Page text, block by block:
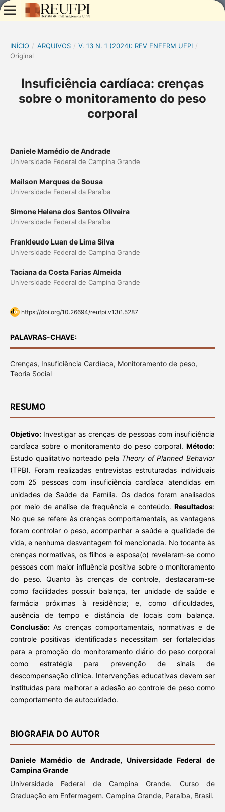
INÍCIO / ARQUIVOS / V. 13 N. 1 (2024): REV ENFERM UFPI /
Original
Insuficiência cardíaca: crenças
sobre o monitoramento do peso
corporal
Daniele Mamédio de Andrade
Universidade Federal de Campina Grande
Mailson Marques de Sousa
Universidade Federal da Paraíba
Simone Helena dos Santos Oliveira
Universidade Federal da Paraíba
Frankleudo Luan de Lima Silva
Universidade Federal de Campina Grande
Taciana da Costa Farias Almeida
Universidade Federal de Campina Grande
https://doi.org/10.26694/reufpi.v13i1.5287
PALAVRAS-CHAVE:
Crenças, Insuficiência Cardíaca, Monitoramento de peso,
Teoria Social
RESUMO
Objetivo: Investigar as crenças de pessoas com insuficiência
cardíaca sobre o monitoramento do peso corporal.Método:
Estudo qualitativo norteado pela Theory of Planned Behavior
(TPB). Foram realizadas entrevistas estruturadas individuais
com 25 pessoas com insuficiência cardíaca atendidas em
unidades de Saúde da Família. Os dados foram analisados
por meio de análise de frequência e conteúdo.Resultados:
No que se refere às crenças comportamentais, as vantagens
foram controlar o peso, acompanhar a saúde e qualidade de
vida, e nenhuma desvantagem foi mencionada. No tocante às
crenças normativas, os filhos e esposa(o) revelaram-se como
pessoas com maior influência positiva sobre o monitoramento
do peso. Quanto às crenças de controle, destacaram-se
como facilidades possuir balança, ter unidade de saúde e
farmácia próximas à residência; e, como dificuldades,
ausência de tempo e distância de locais com balança.
Conclusão: As crenças comportamentais, normativas e de
controle positivas identificadas necessitam ser fortalecidas
para a promoção do monitoramento diário do peso corporal
como estratégia para prevenção de sinais de
descompensação clínica. Intervenções educativas devem ser
instituídas para melhorar a adesão ao controle de peso como
comportamento de autocuidado.
BIOGRAFIA DO AUTOR
Daniele Mamédio de Andrade, Universidade Federal de
Campina Grande
Universidade Federal de Campina Grande. Curso de
Graduação em Enfermagem. Campina Grande, Paraíba, Brasil.